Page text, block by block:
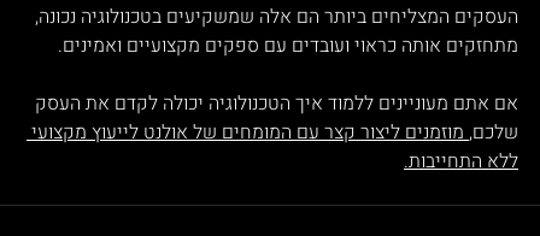
העסקים המצליחים ביותר הם אלה שמשקיעים בטכנולוגיה נכונה,
מתחזקים אותה כראוי ועובדים עם ספקים מקצועיים ואמינים.
אם אתם מעוניינים ללמוד איך הטכנולוגיה יכולה לקדם את העסק
שלכם, מוזמנים ליצור קצר עם המומחים של אולנט לייעוץ מקצועי
ללא התחייבות.